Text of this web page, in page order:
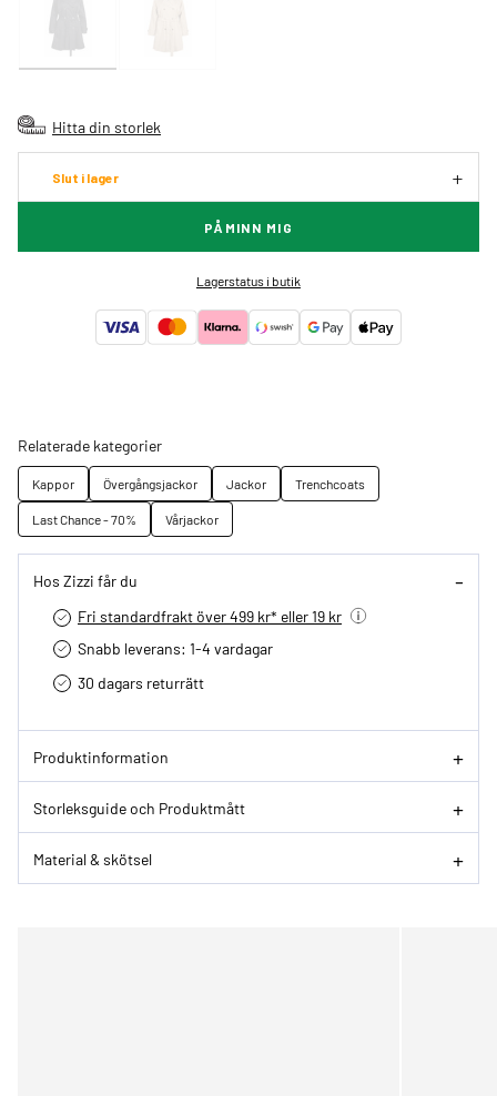
Hitta din storlek
Slut i lager
PÅMINN MIG
Lagerstatus i butik
Relaterade kategorier
Kappor Övergångsjackor Jackor
Trenchcoats
Last Chance - 70%
Vårjackor
Hos Zizzi får du
Fri standardfrakt över 499 kr* eller 19 kr
Snabb leverans: 1-4 vardagar
30 dagars returrätt­
Produktinformation
Storleksguide och Produktmått
Material & skötsel